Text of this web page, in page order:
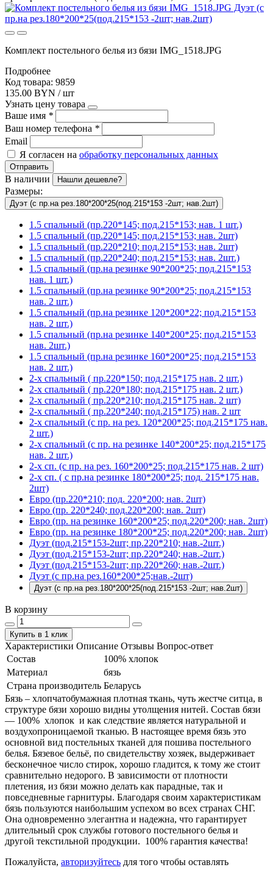
Комплект постельного белья из бязи IMG_1518.JPG
Подробнее
Код товара: 9859
135.00 BYN / шт
Узнать цену товара
Ваше имя *
Ваш номер телефона *
Email
Я согласен на обработку персональных данных
Отправить
В наличии Нашли дешевле?
Размеры:
Дуэт (с пр.на рез.180*200*25(под.215*153 -2шт; нав.2шт)
1.5 спальный (пр.220*145; под.215*153; нав. 1 шт.)
1.5 спальный (пр.220*145; под.215*153; нав. 2шт)
1.5 спальный (пр.220*210; под.215*153; нав. 2шт)
1.5 спальный (пр.220*240; под.215*153; нав. 2шт.)
1.5 спальный (пр.на резинке 90*200*25; под.215*153
нав. 1 шт.)
1.5 спальный (пр.на резинке 90*200*25; под.215*153
нав. 2 шт.)
1.5 спальный (пр.на резинке 120*200*22; под.215*153
нав. 2 шт.)
1.5 спальный (пр.на резинке 140*200*25; под.215*153
нав. 2шт.)
1.5 спальный (пр.на резинке 160*200*25; под.215*153
нав. 2 шт.)
2-х спальный ( пр.220*150; под.215*175 нав. 2 шт.)
2-х спальный ( пр.220*180; под.215*175 нав. 2 шт.)
2-х спальный ( пр.220*210; под.215*175 нав. 2 шт)
2-х спальный ( пр.220*240; под.215*175) нав. 2 шт
2-х спальный (с пр. на рез. 120*200*25; под.215*175 нав.
2 шт.)
2-х спальный (с пр. на резинке 140*200*25; под.215*175
нав. 2 шт.)
2-х сп. (с пр. на рез. 160*200*25; под.215*175 нав. 2 шт)
2-х сп. ( с пр.на резинке 180*200*25; под. 215*175 нав.
2шт)
Евро (пр.220*210; под. 220*200; нав. 2шт)
Евро (пр. 220*240; под.220*200; нав. 2шт)
Евро (пр. на резинке 160*200*25; под.220*200; нав. 2шт)
Евро (пр. на резинке 180*200*25; под.220*200; нав. 2шт)
Дуэт (под.215*153-2шт; пр.220*210; нав.-2шт.)
Дуэт (под.215*153-2шт; пр.220*240; нав.-2шт.)
Дуэт (под.215*153-2шт; пр.220*260; нав.-2шт.)
Дуэт (с пр.на рез.160*200*25;нав.-2шт)
Дуэт (с пр.на рез.180*200*25(под.215*153 -2шт; нав.2шт)
В корзину
Купить в 1 клик
Характеристики Описание Отзывы Вопрос-ответ
Состав
100% хлопок
Материал
бязь
Страна производитель Беларусь
Бязь – хлопчатобумажная плотная ткань, чуть жестче ситца, в
структуре бязи хорошо видны утолщения нитей. Состав бязи
― 100% хлопок и как следствие является натуральной и
воздухопроницаемой тканью. В настоящее время бязь это
основной вид постельных тканей для пошива постельного
белья. Бязевое бельё, по свидетельству хозяек, выдерживает
бесконечное число стирок, хорошо гладится, к тому же стоит
сравнительно недорого. В зависимости от плотности
плетения, из бязи можно делать как парадные, так и
повседневные гарнитуры. Благодаря своим характеристикам
бязь пользуются наибольшим успехом во всех странах СНГ.
Она одновременно элегантна и надежна, что гарантирует
длительный срок службы готового постельного белья и
другой текстильной продукции. 100% гарантия качества!
Пожалуйста, авторизуйтесь для того чтобы оставлять